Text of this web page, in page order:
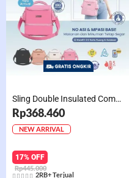
Sling Double Insulated Compartment Cappucino Black, Creamy, Salem, Chocolate
Rp368.460
NEW ARRIVAL
17% OFF
Rp445.000
     2RB+ Terjual